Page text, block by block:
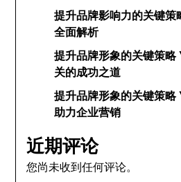
提升品牌影响力的关键
全面解析
提升品牌形象的关键策
关的成功之道
提升品牌形象的关键策
助力企业营销
近期评论
您尚未收到任何评论。